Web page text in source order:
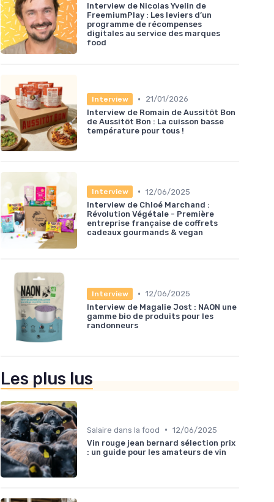
Interview de Nicolas Yvelin de
FreemiumPlay : Les leviers d’un
programme de récompenses
digitales au service des marques
food
Interview •
21/01/2026
Interview de Romain de Aussitôt Bon
de Aussitôt Bon : La cuisson basse
température pour tous !
Interview • 12/06/2025
Interview de Chloé Marchand :
Révolution Végétale - Première
entreprise française de coffrets
cadeaux gourmands & vegan
Interview • 12/06/2025
Interview de Magalie Jost : NAON une
gamme bio de produits pour les
randonneurs
Les plus lus
Salaire dans la food • 12/06/2025
Vin rouge jean bernard sélection prix
: un guide pour les amateurs de vin